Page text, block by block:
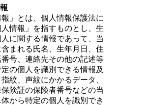
報」とは、個人情報保護法に
情報」を指すものとし、生
に関する情報であって、当
まれる氏名、生年月日、住
番号、連絡先その他の記述等
の個人を識別できる情報及
紋、声紋にかかるデータ、
保険証の保険者番号などの当
から特定の個人を識別でき